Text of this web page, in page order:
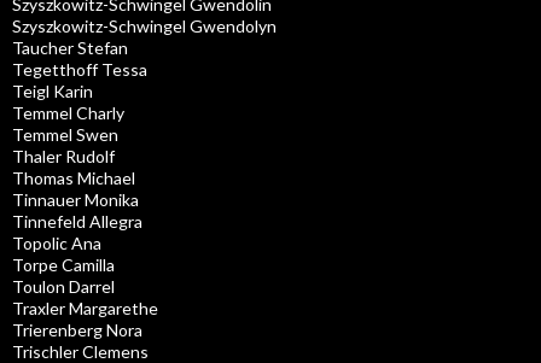
Szyszkowitz-Schwingel Gwendolin
Szyszkowitz-Schwingel Gwendolyn
Taucher Stefan
Tegetthoff Tessa
Teigl Karin
Temmel Charly
Temmel Swen
Thaler Rudolf
Thomas Michael
Tinnauer Monika
Tinnefeld Allegra
Topolic Ana
Torpe Camilla
Toulon Darrel
Traxler Margarethe
Trierenberg Nora
Trischler Clemens